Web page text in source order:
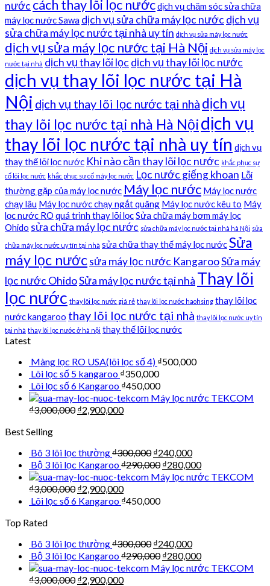
nước cách thay lõi lọc nướcdịch vụ chăm sóc sửa chữa
máy lọc nước Sawa dịch vụ sửa chữa máy lọc nước dịch vụ
sửa chữa máy lọc nước tại nhà uy tín dịch vụ sửa máy lọc nước
dịch vụ sửa máy lọc nước tại Hà Nội dịch vụ sửa máy lọc
nước tại nhà dịch vụ thay lõi lọc dịch vụ thay lõi lọc nước
dịch vụ thay lõi lọc nước tại Hà
Nội dịch vụ thay lõi lọc nước tại nhà dịch vụ
thay lõi lọc nước tại nhà Hà Nộidịch vụ
thay lõi lọc nước tại nhà uy tín dịch vụ
thay thế lõi lọc nước Khi nào cần thay lõi lọc nước khắc phục sự
cố lõi lọc nước khắc phục sự cố máy lọc nước Lọc nước giếng khoan Lỗi
thường gặp của máy lọc nước Máy lọc nước Máy lọc nước
chạy lâu Máy lọc nước chạy ngắt quãng Máy lọc nước kêu to Máy
lọc nước RO quá trình thay lõi lọcSửa chữa máy bơm máy lọc
Ohido sửa chữa máy lọc nước sửa chữa máy lọc nước tại nhà hà Nội sửa
chữa máy lọc nước uy tín tại nhà sửa chữa thay thế máy lọc nướcSửa
máy lọc nướcsửa máy lọc nước KangarooSửa máy
lọc nước OhidoSửa máy lọc nước tại nhà Thay lõi
lọc nước thay lõi lọc nước giá rẻ thay lõi lọc nước haohsing thay lõi lọc
nước kangaroo thay lõi lọc nước tại nhà thay lõi lọc nước uy tín
tại nhà thay lõi lọc nước ở hà nội thay thế lõi lọc nước
Latest
Màng lọc RO USA(lõi lọc số 4) ₫500,000
Lõi lọc số 5 kangaroo ₫350,000
Lõi lọc số 6 Kangaroo ₫450,000
Máy lọc nước TEKCOM
₫3,000,000 ₫2,900,000
Best Selling
Bô 3 lõi lọc thường₫300,000 ₫240,000
Bộ 3 lõi lọc Kangaroo₫290,000 ₫280,000
Máy lọc nước TEKCOM
₫3,000,000 ₫2,900,000
Lõi lọc số 6 Kangaroo ₫450,000
Top Rated
Bô 3 lõi lọc thường₫300,000 ₫240,000
Bộ 3 lõi lọc Kangaroo₫290,000 ₫280,000
Máy lọc nước TEKCOM
₫3,000,000 ₫2,900,000